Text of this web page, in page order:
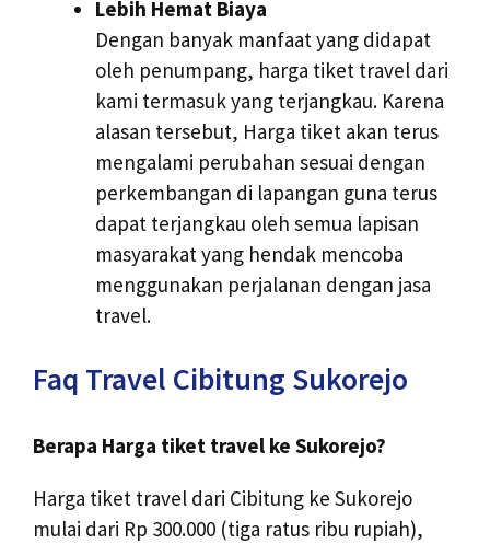
Lebih Hemat Biaya
Dengan banyak manfaat yang didapat
oleh penumpang, harga tiket travel dari
kami termasuk yang terjangkau. Karena
alasan tersebut, Harga tiket akan terus
mengalami perubahan sesuai dengan
perkembangan di lapangan guna terus
dapat terjangkau oleh semua lapisan
masyarakat yang hendak mencoba
menggunakan perjalanan dengan jasa
travel.
Faq Travel Cibitung Sukorejo
Berapa Harga tiket travel ke Sukorejo?
Harga tiket travel dari Cibitung ke Sukorejo
mulai dari Rp 300.000 (tiga ratus ribu rupiah),